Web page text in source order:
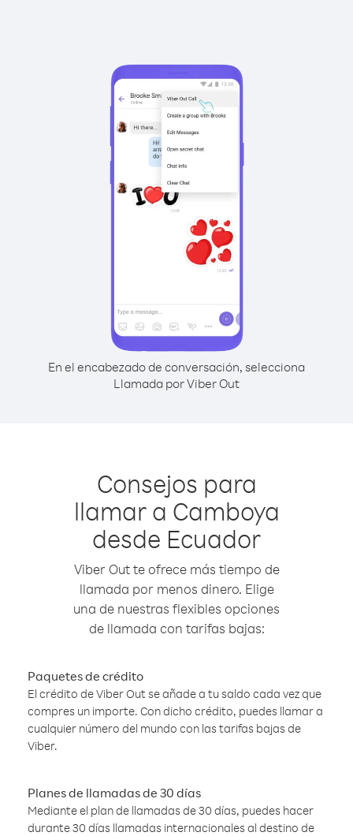
En el encabezado de conversación, selecciona
Llamada por Viber Out
Consejos para
llamar a Camboya
desde Ecuador
Viber Out te ofrece más tiempo de
llamada por menos dinero. Elige
una de nuestras flexibles opciones
de llamada con tarifas bajas:
Paquetes de crédito
El crédito de Viber Out se añade a tu saldo cada vez que
compres un importe. Con dicho crédito, puedes llamar a
cualquier número del mundo con las tarifas bajas de
Viber.
Planes de llamadas de 30 días
Mediante el plan de llamadas de 30 días, puedes hacer
durante 30 días llamadas internacionales al destino de